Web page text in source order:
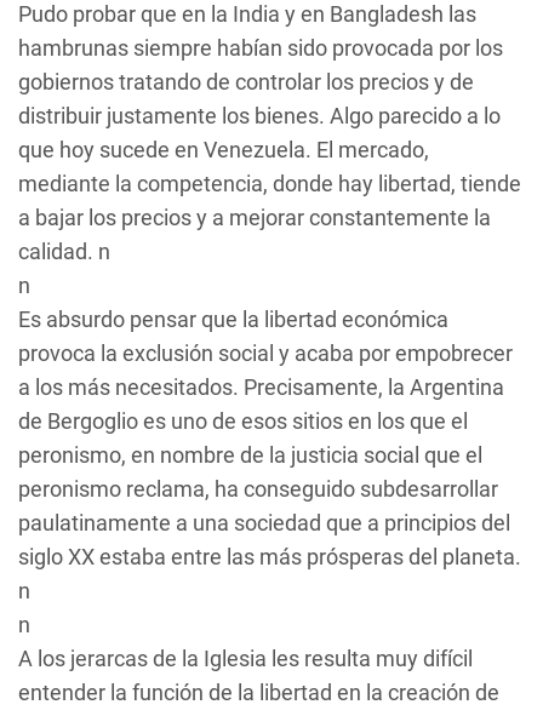
Pudo probar que en la India y en Bangladesh las
hambrunas siempre habían sido provocada por los
gobiernos tratando de controlar los precios y de
distribuir justamente los bienes. Algo parecido a lo
que hoy sucede en Venezuela. El mercado,
mediante la competencia, donde hay libertad, tiende
a bajar los precios y a mejorar constantemente la
calidad. n
n
Es absurdo pensar que la libertad económica
provoca la exclusión social y acaba por empobrecer
a los más necesitados. Precisamente, la Argentina
de Bergoglio es uno de esos sitios en los que el
peronismo, en nombre de la justicia social que el
peronismo reclama, ha conseguido subdesarrollar
paulatinamente a una sociedad que a principios del
siglo XX estaba entre las más prósperas del planeta.
n
n
A los jerarcas de la Iglesia les resulta muy difícil
entender la función de la libertad en la creación de